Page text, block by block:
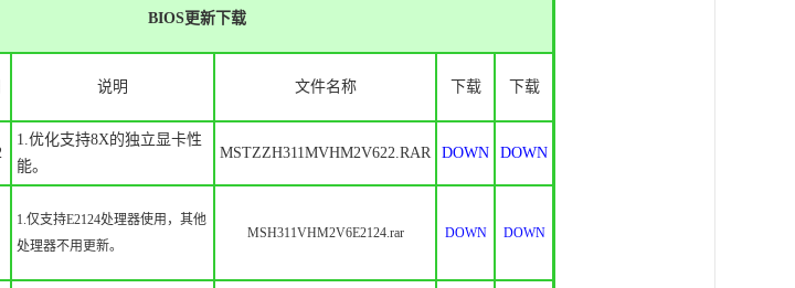
BIOS更新下载
说明 文件名称 下载 下载
1.优化支持8X的独立显卡性
能。
MSTZZH311MVHM2V622.RAR DOWN DOWN
1.仅支持E2124处理器使用，其他
处理器不用更新。
MSH311VHM2V6E2124.rar DOWN DOWN